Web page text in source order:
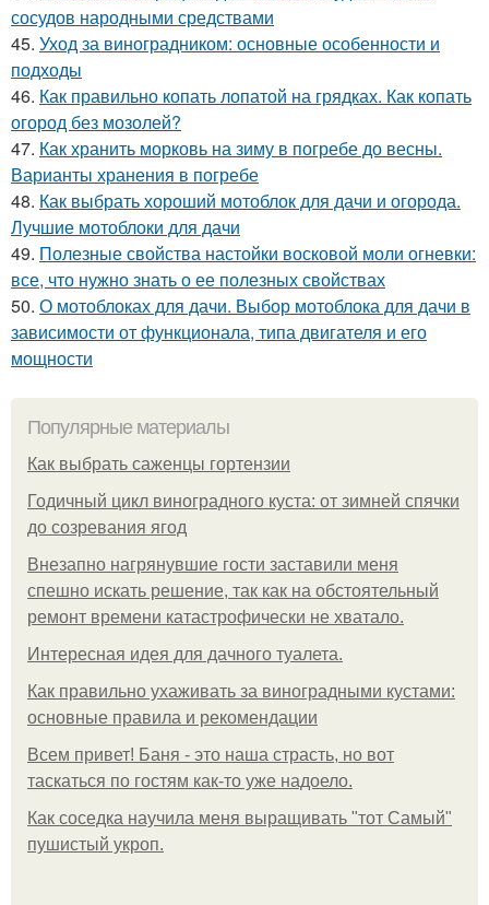
сосудов народными средствами
45. Уход за виноградником: основные особенности и
подходы
46. Как правильно копать лопатой на грядках. Как копать
огород без мозолей?
47. Как хранить морковь на зиму в погребе до весны.
Варианты хранения в погребе
48. Как выбрать хороший мотоблок для дачи и огорода.
Лучшие мотоблоки для дачи
49. Полезные свойства настойки восковой моли огневки:
все, что нужно знать о ее полезных свойствах
50. О мотоблоках для дачи. Выбор мотоблока для дачи в
зависимости от функционала, типа двигателя и его
мощности
Популярные материалы
Как выбрать саженцы гортензии
Годичный цикл виноградного куста: от зимней спячки
до созревания ягод
Внезапно нагрянувшие гости заставили меня
спешно искать решение, так как на обстоятельный
ремонт времени катастрофически не хватало.
Интересная идея для дачного туалета.
Как правильно ухаживать за виноградными кустами:
основные правила и рекомендации
Всем привет! Баня - это наша страсть, но вот
таскаться по гостям как-то уже надоело.
Как соседка научила меня выращивать "тот Самый"
пушистый укроп.